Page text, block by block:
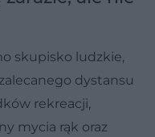
skupisko ludzkie,
dystansu
rekreacji,
mycia rąk oraz